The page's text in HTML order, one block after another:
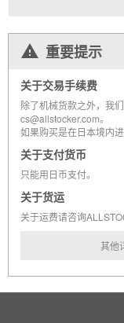
重要提示
关于交易手续费
除了机械货款之外，我
cs@allstocker.com。
如果购买是在日本境内
关于支付货币
只能用日币支付。
关于货运
关于运费请咨询
其他